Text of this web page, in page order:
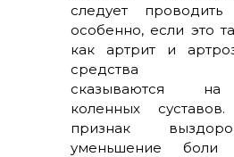
следует проводить
особенно, если это
как артрит и
средства
сказываются
коленных
признак
уменьшение боли